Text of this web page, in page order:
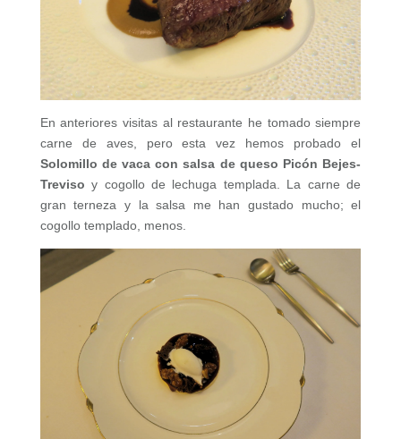
En anteriores visitas al restaurante he tomado siempre
carne de aves, pero esta vez hemos probado el
Solomillo de vaca con salsa de queso Picón Bejes-
Treviso y cogollo de lechuga templada. La carne de
gran terneza y la salsa me han gustado mucho; el
cogollo templado, menos.